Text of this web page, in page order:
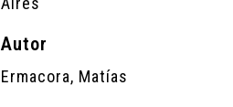
Autor
Ermacora, Matías